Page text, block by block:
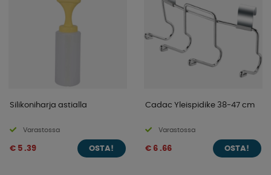
Silikoniharja astialla
Varastossa
€ 5 .39 OSTA!
Cadac Yleispidike 38-47 cm
Varastossa
€ 6 .66 OSTA!